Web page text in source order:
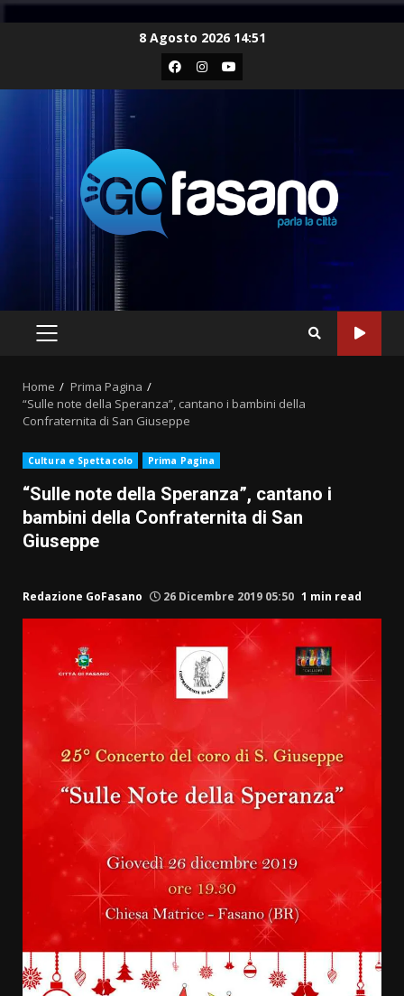
8 Agosto 2026 14:51
Facebook
Instagram
Youtube
PRIMARY
Home
Prima Pagina
“Sulle note della Speranza”, cantano i bambini della
Confraternita di San Giuseppe
Cultura e Spettacolo Prima Pagina
“Sulle note della Speranza”, cantano i
bambini della Confraternita di San
Giuseppe
Redazione GoFasano 26 Dicembre 2019 05:50 1 min read